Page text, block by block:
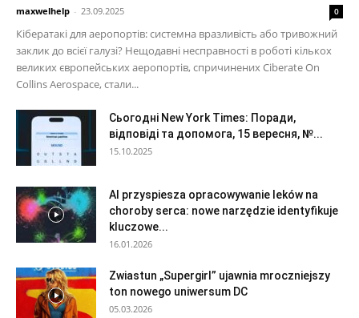
maxwelhelp - 23.09.2025 0
Кібератакі для аеропортів: системна вразливість або тривожний
заклик до всієї галузі? Нещодавні несправності в роботі кількох
великих європейських аеропортів, спричинених Ciberate On
Collins Aerospace, стали...
Сьогодні New York Times: Поради,
відповіді та допомога, 15 вересня, №...
15.10.2025
AI przyspiesza opracowywanie leków na
choroby serca: nowe narzędzie identyfikuje
kluczowe...
16.01.2026
Zwiastun „Supergirl” ujawnia mroczniejszy
ton nowego uniwersum DC
05.03.2026